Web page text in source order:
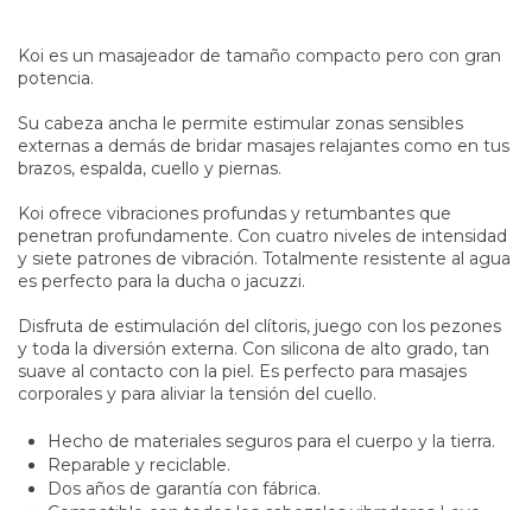
Koi es un masajeador de tamaño compacto pero con gran
potencia.
Su cabeza ancha le permite estimular zonas sensibles
externas a demás de bridar masajes relajantes como en tus
brazos, espalda, cuello y piernas.
Koi ofrece vibraciones profundas y retumbantes que
penetran profundamente. Con cuatro niveles de intensidad
y siete patrones de vibración. Totalmente resistente al agua
es perfecto para la ducha o jacuzzi.
Disfruta de estimulación del clítoris, juego con los pezones
y toda la diversión externa. Con silicona de alto grado, tan
suave al contacto con la piel. Es perfecto para masajes
corporales y para aliviar la tensión del cuello.
Hecho de materiales seguros para el cuerpo y la tierra.
Reparable y reciclable.
Dos años de garantía con fábrica.